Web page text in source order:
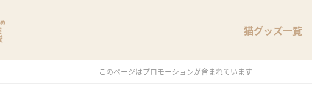
猫グッズ一覧
このページはプロモーションが含まれています